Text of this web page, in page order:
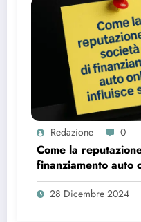
Redazione 0
Come la
finanziamento auto
28 Dicembre 2024